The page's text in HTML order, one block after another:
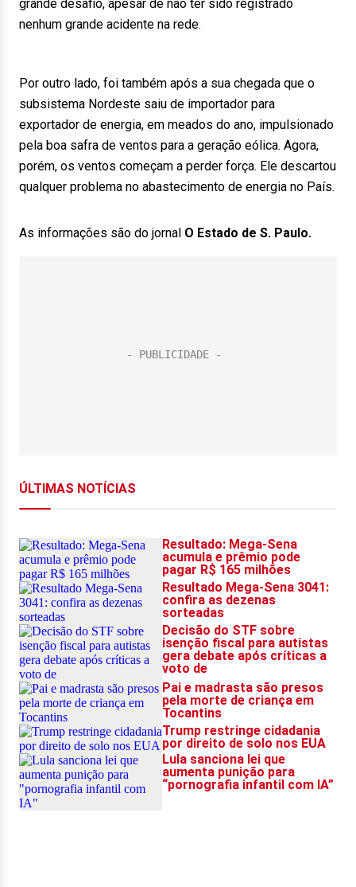
grande desafio, apesar de não ter sido registrado
nenhum grande acidente na rede.
Por outro lado, foi também após a sua chegada que o
subsistema Nordeste saiu de importador para
exportador de energia, em meados do ano, impulsionado
pela boa safra de ventos para a geração eólica. Agora,
porém, os ventos começam a perder força. Ele descartou
qualquer problema no abastecimento de energia no País.
As informações são do jornal O Estado de S. Paulo.